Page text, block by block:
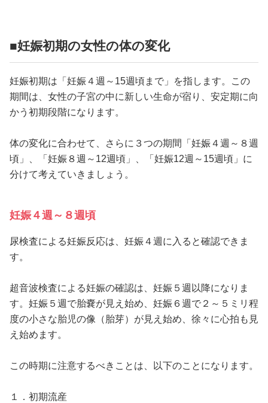
■妊娠初期の女性の体の変化
妊娠初期は「妊娠４週～15週頃まで」を指します。この
期間は、女性の子宮の中に新しい生命が宿り、安定期に向
かう初期段階になります。
体の変化に合わせて、さらに３つの期間「妊娠４週～８週
頃」、「妊娠８週～12週頃」、「妊娠12週～15週頃」に
分けて考えていきましょう。
妊娠４週～８週頃
尿検査による妊娠反応は、妊娠４週に入ると確認できま
す。
超音波検査による妊娠の確認は、妊娠５週以降になりま
す。妊娠５週で胎嚢が見え始め、妊娠６週で２～５ミリ程
度の小さな胎児の像（胎芽）が見え始め、徐々に心拍も見
え始めます。
この時期に注意するべきことは、以下のことになります。
１．初期流産